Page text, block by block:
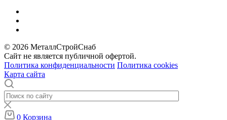
© 2026 МеталлСтройСнаб
Сайт не является публичной офертой.
Политика конфиденциальности Политика cookies
Карта сайта
0 Корзина